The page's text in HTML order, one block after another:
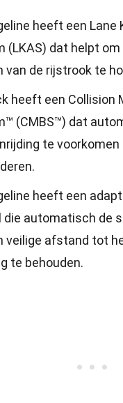
heeft een
(LKAS) dat helpt
van de rijstrook te
heeft een Collision
(CMBS™) dat
te
heeft een
die automatisch de
veilige afstand tot
te behouden.